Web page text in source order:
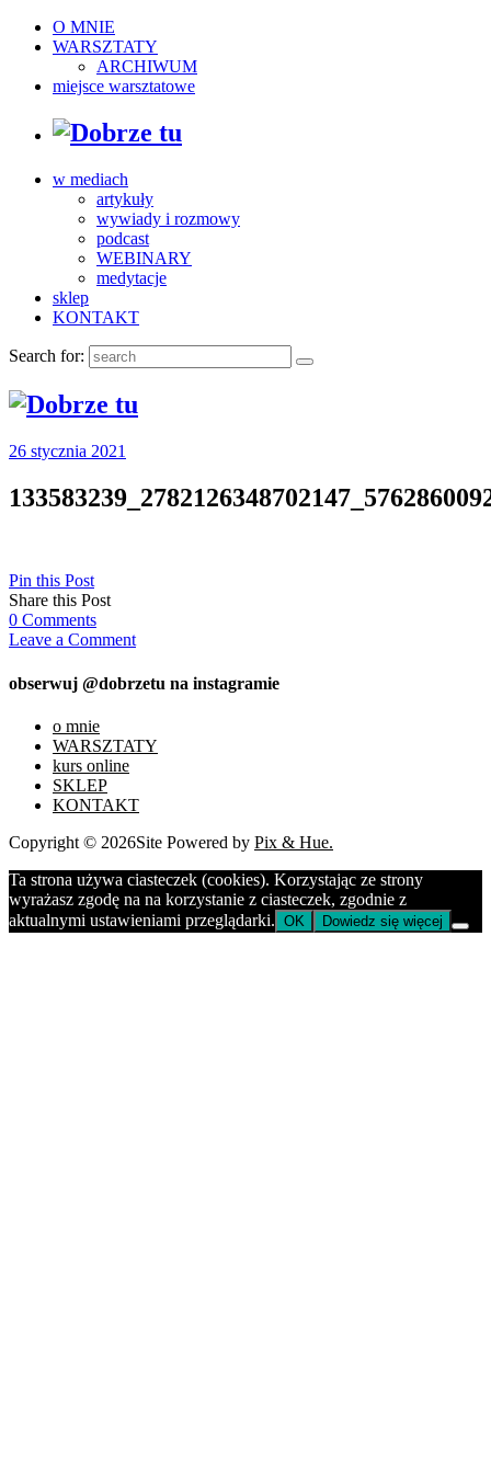
O MNIE
WARSZTATY
ARCHIWUM
miejsce warsztatowe
w mediach
artykuły
wywiady i rozmowy
podcast
WEBINARY
medytacje
sklep
KONTAKT
Search for:
26 stycznia 2021
Pin this Post
Share this Post
0 Comments
Leave a Comment
obserwuj @dobrzetu na instagramie
o mnie
WARSZTATY
kurs online
SKLEP
KONTAKT
Copyright © 2026Site Powered by Pix & Hue.
Ta strona używa ciasteczek (cookies). Korzystając ze strony
wyrażasz zgodę na na korzystanie z ciasteczek, zgodnie z
aktualnymi ustawieniami przeglądarki. OK Dowiedz się więcej